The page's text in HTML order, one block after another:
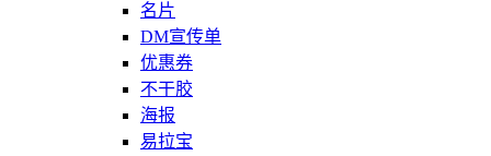
名片
DM宣传单
优惠券
不干胶
海报
易拉宝